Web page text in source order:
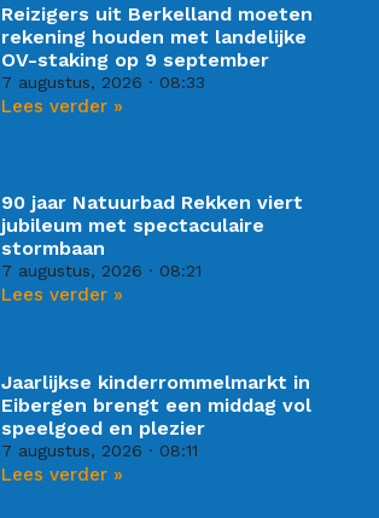
Reizigers uit Berkelland moeten
rekening houden met landelijke
OV-staking op 9 september
7 augustus, 2026 08:33
Lees verder »
90 jaar Natuurbad Rekken viert
jubileum met spectaculaire
stormbaan
7 augustus, 2026 08:21
Lees verder »
Jaarlijkse kinderrommelmarkt in
Eibergen brengt een middag vol
speelgoed en plezier
7 augustus, 2026 08:11
Lees verder »